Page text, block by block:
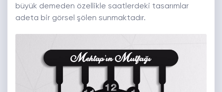
büyük demeden özellikle saatlerdeki tasarımlar
adeta bir görsel şölen sunmaktadır.